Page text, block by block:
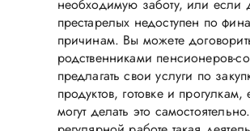
необходимую заботу, или если
престарелых недоступен по
причинам. Вы можете
родственниками пенсионеров-
предлагать свои услуги по
продуктов, готовке и
могут делать это